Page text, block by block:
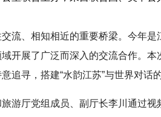
、相知相近的重要桥梁。今年是
开展了广泛而深入的交流合作。
追寻，搭建“水韵江苏”与世界对话的
厅党组成员、副厅长李川通过视